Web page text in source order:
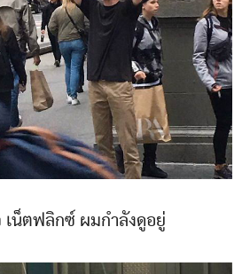
เน็ตฟลิกซ์ ผมกำลังดูอยู่